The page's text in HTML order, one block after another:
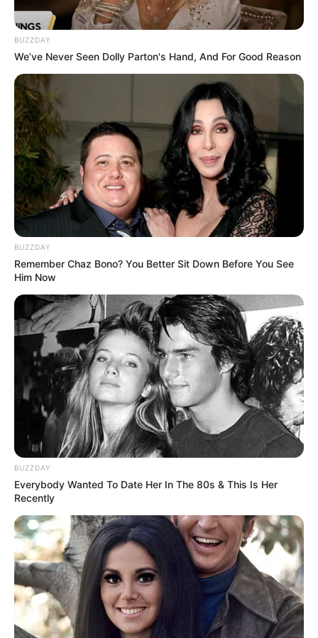
BUZZDAY
We’ve Never Seen Dolly Parton's Hand, And For Good Reason
BUZZDAY
Remember Chaz Bono? You Better Sit Down Before You See
Him Now
BUZZDAY
Everybody Wanted To Date Her In The 80s & This Is Her
Recently